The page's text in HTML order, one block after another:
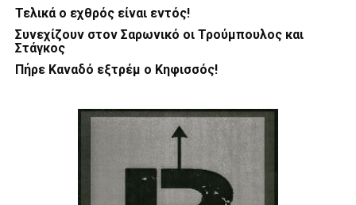
Τελικά ο εχθρός είναι εντός!
Συνεχίζουν στον Σαρωνικό οι Τρούμπουλος και
Στάγκος
Πήρε Καναδό εξτρέμ ο Κηφισσός!